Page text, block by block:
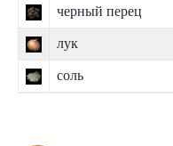
черный перец
лук
соль